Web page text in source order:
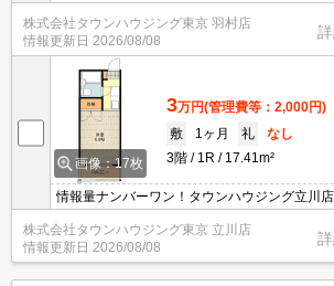
せを！ご来店時無料駐車場ご用意あります！
株式会社タウンハウジング東京 羽村店
情報更新日 2026/08/08
画像：17枚
3万円(管理費等：2,000円)
敷
1ヶ月 礼
なし
3階
1R 17.41m²
情報量ナンバーワン！タウンハウジング立川
株式会社タウンハウジング東京 立川店
情報更新日 2026/08/08